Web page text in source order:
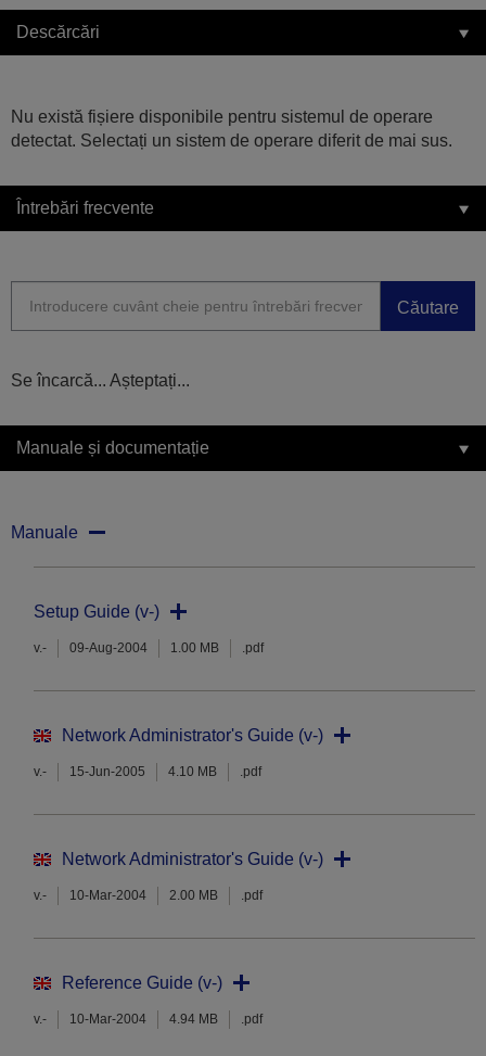
Descărcări
Nu există fișiere disponibile pentru sistemul de operare
detectat. Selectați un sistem de operare diferit de mai sus.
Întrebări frecvente
Căutare
Se încarcă... Așteptați...
Manuale și documentație
Manuale
Setup Guide (v-)
v.- 09-Aug-2004 1.00 MB .pdf
Network Administrator's Guide (v-)
v.- 15-Jun-2005 4.10 MB .pdf
Network Administrator's Guide (v-)
v.- 10-Mar-2004 2.00 MB .pdf
Reference Guide (v-)
v.- 10-Mar-2004 4.94 MB .pdf